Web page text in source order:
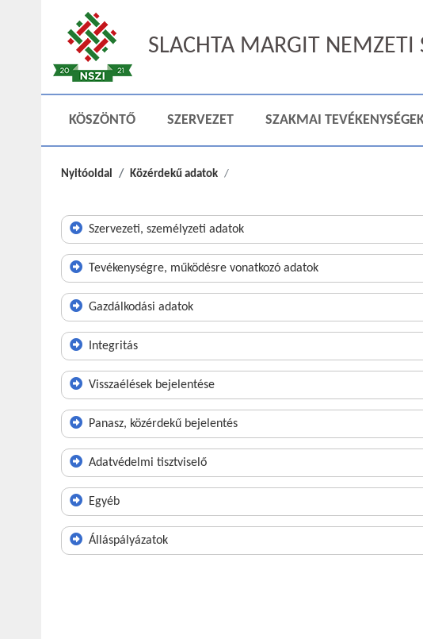
SLACHTA MARGIT NEMZETI
KÖSZÖNTŐ SZERVEZET SZAKMAI
Nyitóoldal Közérdekű adatok
Szervezeti, személyzeti adatok
Tevékenységre, működésre vonatkozó adatok
Gazdálkodási adatok
Integritás
Visszaélések bejelentése
Panasz, közérdekű bejelentés
Adatvédelmi tisztviselő
Egyéb
Álláspályázatok